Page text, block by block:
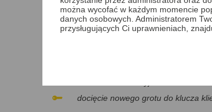
W ramach usługi wykonaliśmy następujące
docięcie nowego grotu do klucza
można wycofać w każdym momencie
danych osobowych. Administratorem
przysługujących Ci uprawnieniach,